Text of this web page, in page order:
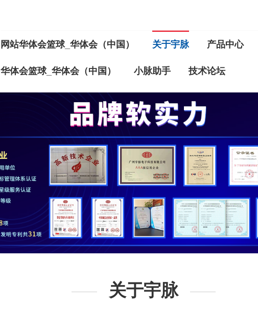
网站华体会篮球_华体会（中国） 关于宇脉 产品中心
华体会篮球_华体会（中国） 小脉助手 技术论坛
关于宇脉